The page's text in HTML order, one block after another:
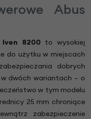
Abus
Iven 8200 to wysokiej
do użytku w miejscach
dobrych
dwóch wariantach – o
w tym modelu
25 mm chroniące
zabezpieczenie